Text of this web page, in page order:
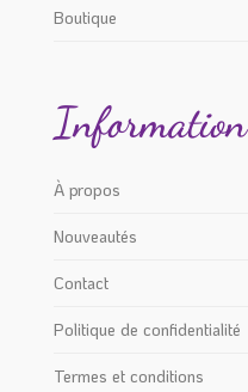
Boutique
Information
À propos
Nouveautés
Contact
Politique de confidentialité
Termes et conditions